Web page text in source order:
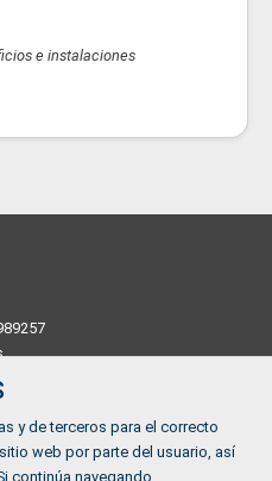
e instalaciones
MADRID, ESPAÑA
y de terceros para el correcto
web por parte del usuario, así
continúa navegando,